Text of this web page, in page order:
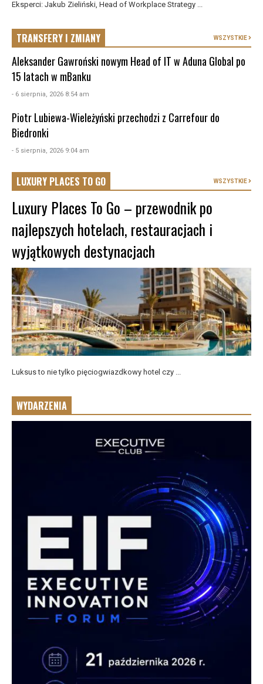
Eksperci: Jakub Zieliński, Head of Workplace Strategy ...
TRANSFERY I ZMIANY WSZYSTKIE
Aleksander Gawroński nowym Head of IT w Aduna Global po
15 latach w mBanku
- 6 sierpnia, 2026 8:54 am
Piotr Lubiewa-Wieleżyński przechodzi z Carrefour do
Biedronki
- 5 sierpnia, 2026 9:04 am
LUXURY PLACES TO GO WSZYSTKIE
Luxury Places To Go – przewodnik po
najlepszych hotelach, restauracjach i
wyjątkowych destynacjach
Luksus to nie tylko pięciogwiazdkowy hotel czy ...
WYDARZENIA